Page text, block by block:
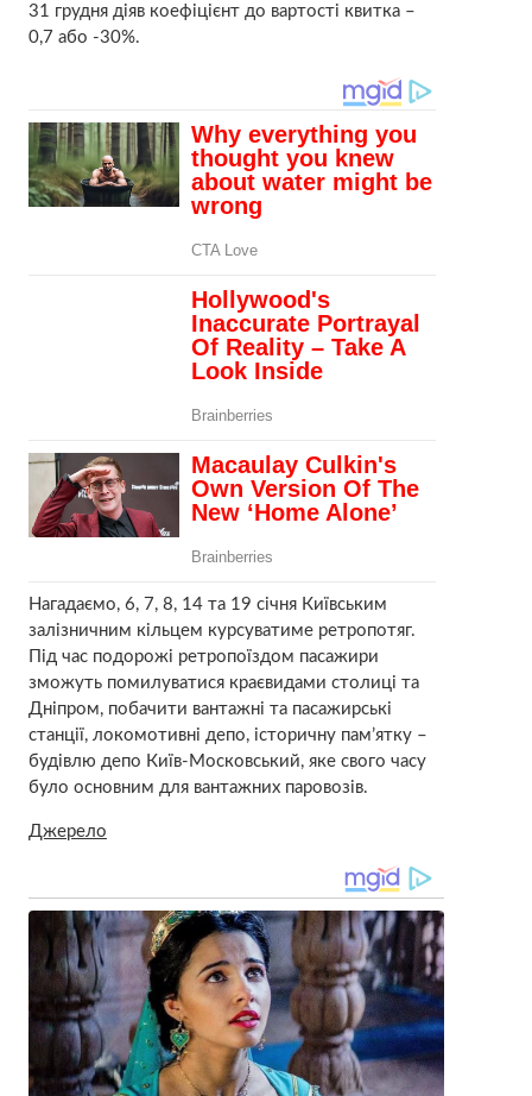
31 грудня діяв коефіцієнт до вартості квитка –
0,7 або -30%.
Нагадаємо, 6, 7, 8, 14 та 19 січня Київським
залізничним кільцем курсуватиме ретропотяг.
Під час подорожі ретропоїздом пасажири
зможуть помилуватися краєвидами столиці та
Дніпром, побачити вантажні та пасажирські
станції, локомотивні депо, історичну пам’ятку –
будівлю депо Київ-Московський, яке свого часу
було основним для вантажних паровозів.
Джерело